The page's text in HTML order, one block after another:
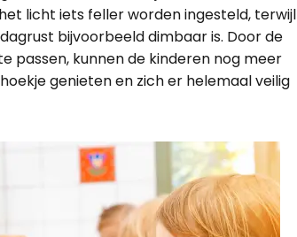
licht iets feller worden ingesteld, terwijl
bijvoorbeeld dimbaar is. Door de
passen, kunnen de kinderen nog meer
genieten en zich er helemaal veilig